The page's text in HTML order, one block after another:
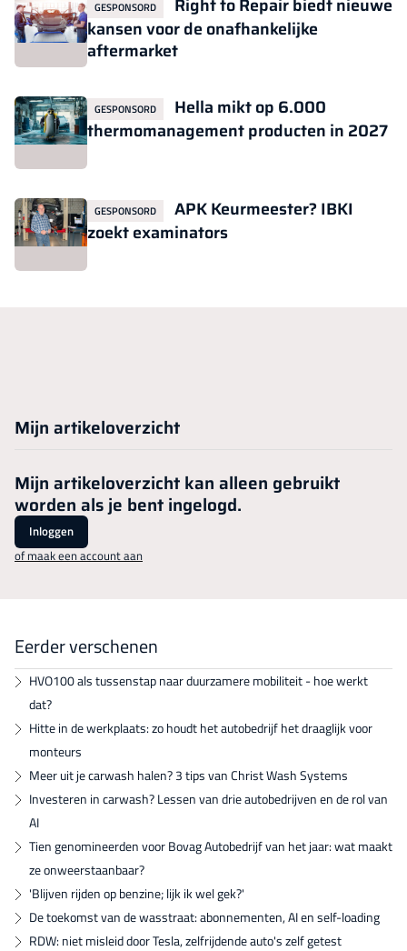
GESPONSORD
Right to Repair biedt nieuwe
kansen voor de onafhankelijke
aftermarket
GESPONSORD
Hella mikt op 6.000
thermomanagement producten in 2027
GESPONSORD
APK Keurmeester? IBKI
zoekt examinators
Mijn artikeloverzicht
Mijn artikeloverzicht kan alleen gebruikt
worden als je bent ingelogd.
Inloggen
of maak een account aan
Eerder verschenen
HVO100 als tussenstap naar duurzamere mobiliteit - hoe werkt
dat?
Hitte in de werkplaats: zo houdt het autobedrijf het draaglijk voor
monteurs
Meer uit je carwash halen? 3 tips van Christ Wash Systems
Investeren in carwash? Lessen van drie autobedrijven en de rol van
AI
Tien genomineerden voor Bovag Autobedrijf van het jaar: wat maakt
ze onweerstaanbaar?
'Blijven rijden op benzine; lijk ik wel gek?'
De toekomst van de wasstraat: abonnementen, AI en self-loading
RDW: niet misleid door Tesla, zelfrijdende auto's zelf getest